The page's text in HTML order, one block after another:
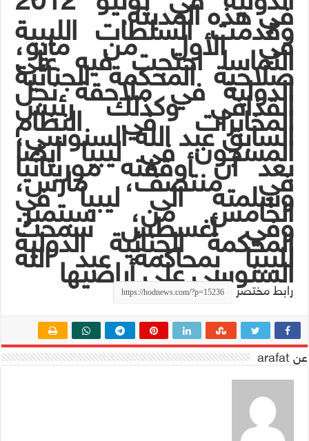
في هذه المدينة.
وقدمت السلطات الليبية
في الأول من مايو،
التماسا احتجت فيه على
صلاحية المحكمة الجنائية
الدولية في ملاحقة نجل
القذافي وكذلك رئيس
المخابرات في النظام
السابق عبد الله السنوسي،
المسجون في ليبيا أيضا
بعد أن أوقفته موريتانيا
في منتصف، مارس،
وسلمته الى ليبيا في
الخامس من، سبتمبر.
وفي أغسطس سمحت
المحكمة الجنائية الدولية
لليبيا بمحاكمة عبد الله
السنوسي على أراضيها
رابط مختصر
عن arafat